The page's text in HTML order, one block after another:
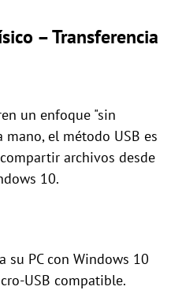
– Transferencia
un enfoque "sin
el método USB es
archivos desde
10.
su PC con Windows 10
USB compatible.